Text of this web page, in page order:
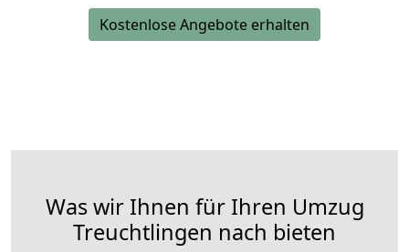
Kostenlose Angebote erhalten
Was wir Ihnen für Ihren Umzug
Treuchtlingen nach bieten